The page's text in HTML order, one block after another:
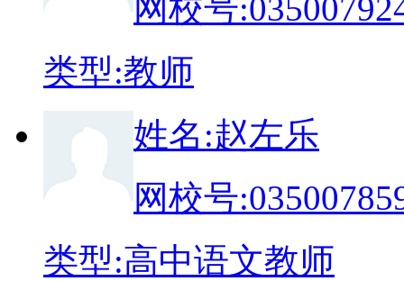
网校号:
类型:教师
姓名:赵左乐
网校号:
类型:高中语文教师